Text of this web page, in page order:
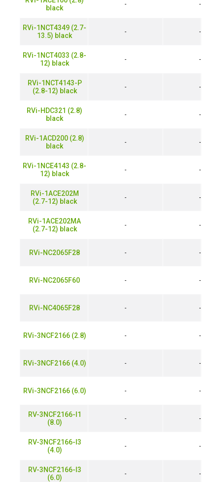
black
RVi-1NCT4349 (2.7-
13.5) black
RVi-1NCT4033 (2.8-
12) black
RVi-1NCT4143-P
(2.8-12) black
RVi-HDC321 (2.8)
black
RVi-1ACD200 (2.8)
black
RVi-1NCE4143 (2.8-
12) black
RVi-1ACE202M
(2.7-12) black
RVi-1ACE202MA
(2.7-12) black
RVi-NC2065F28
RVi-NC2065F60
RVi-NC4065F28
RVi-3NCF2166 (2.8)
RVi-3NCF2166 (4.0)
RVi-3NCF2166 (6.0)
RV-3NCF2166-I1
(8.0)
RV-3NCF2166-I3
(4.0)
RV-3NCF2166-I3
(6.0)
- -
- -
- -
- -
- -
- -
- -
- -
- -
- -
- -
- -
- -
- -
- -
- -
- -
- -